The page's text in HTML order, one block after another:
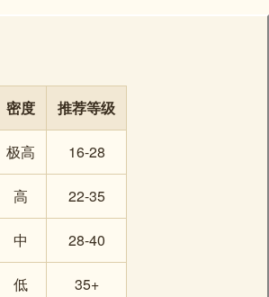
密度 推荐等级
极高 16-28
高 22-35
中 28-40
低 35+